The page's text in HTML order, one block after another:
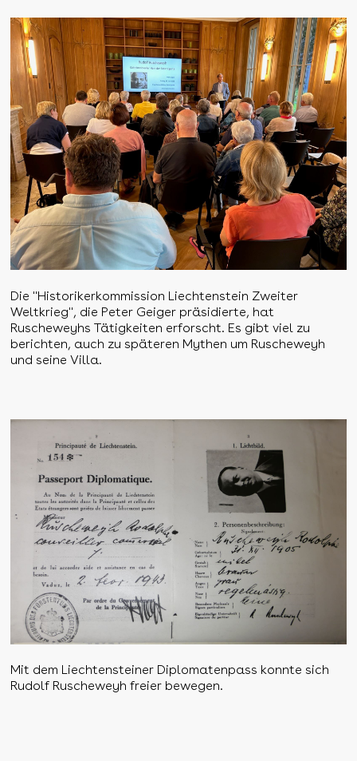
Die "Historikerkommission Liechtenstein Zweiter
Weltkrieg", die Peter Geiger präsidierte, hat
Ruscheweyhs Tätigkeiten erforscht. Es gibt viel zu
berichten, auch zu späteren Mythen um Ruscheweyh
und seine Villa.
Mit dem Liechtensteiner Diplomatenpass konnte sich
Rudolf Ruscheweyh freier bewegen.